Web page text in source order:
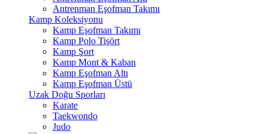
Antrenman Eşofman Takımı
Kamp Koleksiyonu
Kamp Eşofman Takımı
Kamp Polo Tişört
Kamp Şort
Kamp Mont & Kaban
Kamp Eşofman Altı
Kamp Eşofman Üstü
Uzak Doğu Sporları
Karate
Taekwondo
Judo